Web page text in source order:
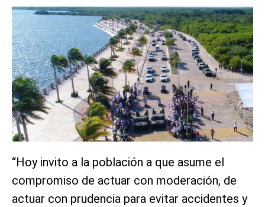
“Hoy invito a la población a que asume el
compromiso de actuar con moderación, de
actuar con prudencia para evitar accidentes y